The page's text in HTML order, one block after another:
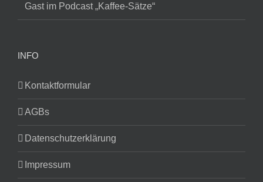
Gast im Podcast „Kaffee-Sätze“
INFO
Kontaktformular
AGBs
Datenschutzerklärung
Impressum